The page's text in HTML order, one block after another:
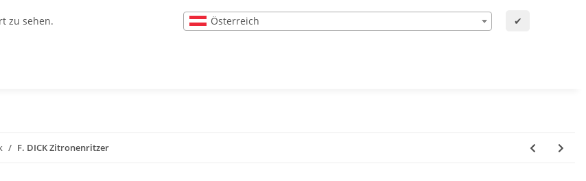
zu sehen. Österreich ✔
F. DICK Zitronenritzer